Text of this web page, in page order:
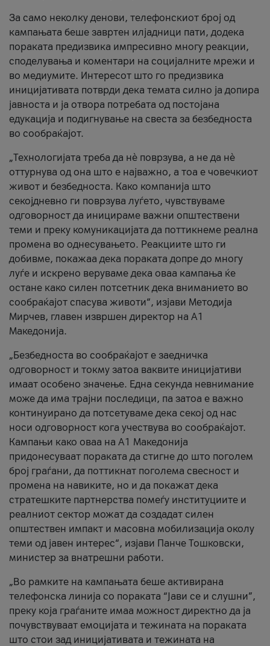
За само неколку денови, телефонскиот број од
кампањата беше завртен илјадници пати, додека
пораката предизвика импресивно многу реакции,
споделувања и коментари на социјалните мрежи и
во медиумите. Интересот што го предизвика
иницијативата потврди дека темата силно ја допира
јавноста и ја отвора потребата од постојана
едукација и подигнување на свеста за безбедноста
во сообраќајот.
„Технологијата треба да нè поврзува, а не да нè
оттурнува од она што е најважно, а тоа е човечкиот
живот и безбедноста. Како компанија што
секојдневно ги поврзува луѓето, чувствуваме
одговорност да иницираме важни општествени
теми и преку комуникацијата да поттикнеме реална
промена во однесувањето. Реакциите што ги
добивме, покажаа дека пораката допре до многу
луѓе и искрено веруваме дека оваа кампања ќе
остане како силен потсетник дека вниманието во
сообраќајот спасува животи“, изјави Методија
Мирчев, главен извршен директор на А1
Македонија.
„Безбедноста во сообраќајот е заедничка
одговорност и токму затоа ваквите иницијативи
имаат особено значење. Една секунда невнимание
може да има трајни последици, па затоа е важно
континуирано да потсетуваме дека секој од нас
носи одговорност кога учествува во сообраќајот.
Кампањи како оваа на A1 Македонија
придонесуваат пораката да стигне до што поголем
број граѓани, да поттикнат поголема свесност и
промена на навиките, но и да покажат дека
стратешките партнерства помеѓу институциите и
реалниот сектор можат да создадат силен
општествен импакт и масовна мобилизација околу
теми од јавен интерес“, изјави Панче Тошковски,
министер за внатрешни работи.
„Во рамките на кампањата беше активирана
телефонска линија со пораката “Јави се и слушни”,
преку која граѓаните имаа можност директно да ја
почувствуваат емоцијата и тежината на пораката
што стои зад иницијативата и тежината на